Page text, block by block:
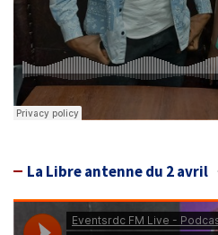
La Libre antenne du 2 avril